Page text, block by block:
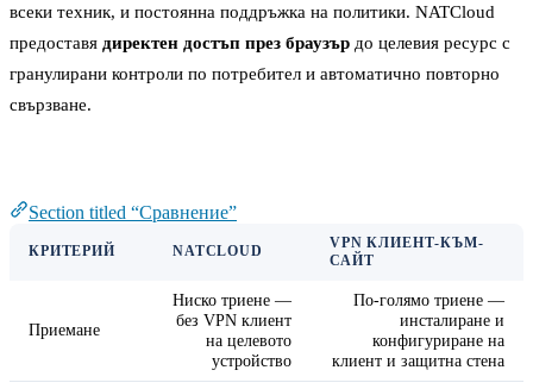
всеки техник, и постоянна поддръжка на политики. NATCloud
предоставя директен достъп през браузър до целевия ресурс с
гранулирани контроли по потребител и автоматично повторно
свързване.
Section titled “Сравнение”
КРИТЕРИЙ NATCLOUD
VPN КЛИЕНТ-КЪМ-
САЙТ
Приемане
Ниско триене —
без VPN клиент
на целевото
устройство
По-голямо триене —
инсталиране и
конфигуриране на
клиент и защитна стена